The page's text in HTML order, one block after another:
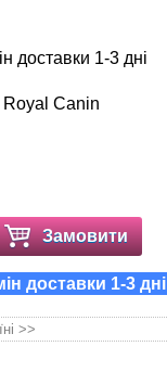
доставки 1-3 дні
Royal Canin
Замовити
доставки 1-3 дні
>>